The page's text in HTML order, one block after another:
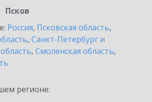
Псков
Россия, Псковская область,
, Санкт-Петербург и
, Смоленская область,
регионе: